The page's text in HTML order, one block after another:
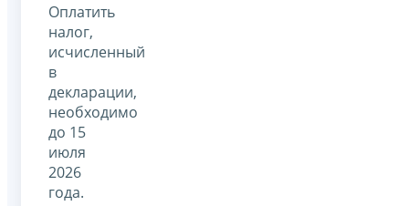
Оплатить
налог,
исчисленный
в
декларации,
необходимо
до 15
июля
2026
года.